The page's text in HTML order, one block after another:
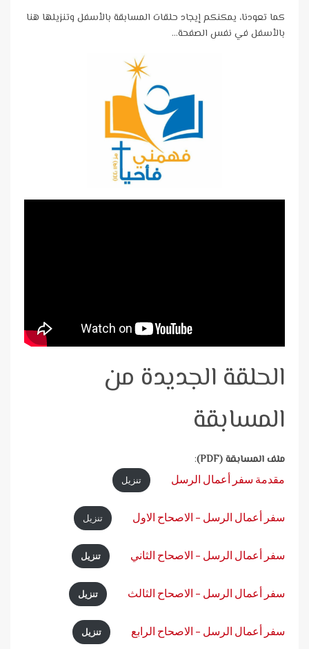
كما تعودنا، يمكنكم إيجاد حلقات المسابقة بالأسفل وتنزيلها هنا
بالأسفل في نفس الصفحة…
الحلقة الجديدة من
المسابقة
ملف المسابقة (PDF) :
مقدمة سفر أعمال الرسل تنزيل
سفر أعمال الرسل – الاصحاح الاول تنزيل
سفر أعمال الرسل – الاصحاح الثاني تنزيل
سفر أعمال الرسل – الاصحاح الثالث تنزيل
سفر أعمال الرسل – الاصحاح الرابع تنزيل